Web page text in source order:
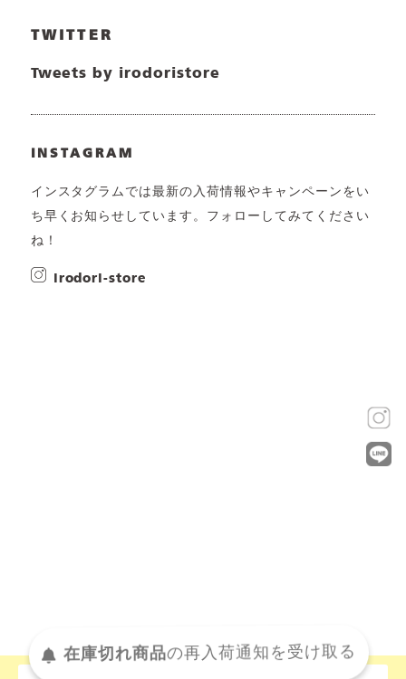
TWITTER
Tweets by irodoristore
INSTAGRAM
インスタグラムでは最新の入荷情報やキャンペーンをい
ち早くお知らせしています。フォローしてみてください
ね！
irodori-store
在庫切れ商品の再入荷通知を 受け取る